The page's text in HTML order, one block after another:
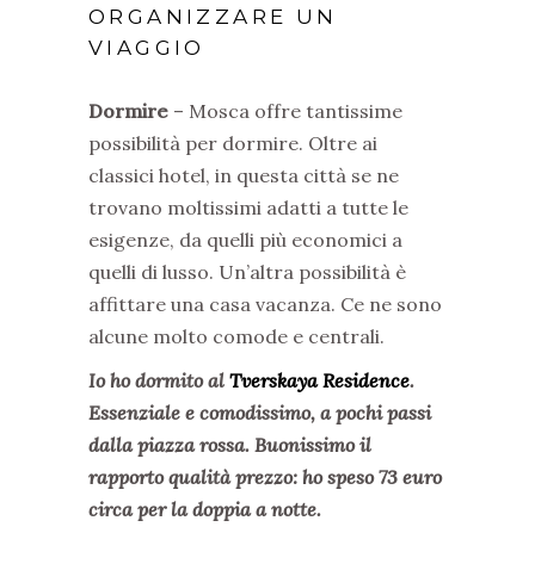
ORGANIZZARE UN
VIAGGIO
Dormire – Mosca offre tantissime
possibilità per dormire. Oltre ai
classici hotel, in questa città se ne
trovano moltissimi adatti a tutte le
esigenze, da quelli più economici a
quelli di lusso. Un’altra possibilità è
affittare una casa vacanza. Ce ne sono
alcune molto comode e centrali.
Io ho dormito al Tverskaya Residence.
Essenziale e comodissimo, a pochi passi
dalla piazza rossa. Buonissimo il
rapporto qualità prezzo: ho speso 73 euro
circa per la doppia a notte.